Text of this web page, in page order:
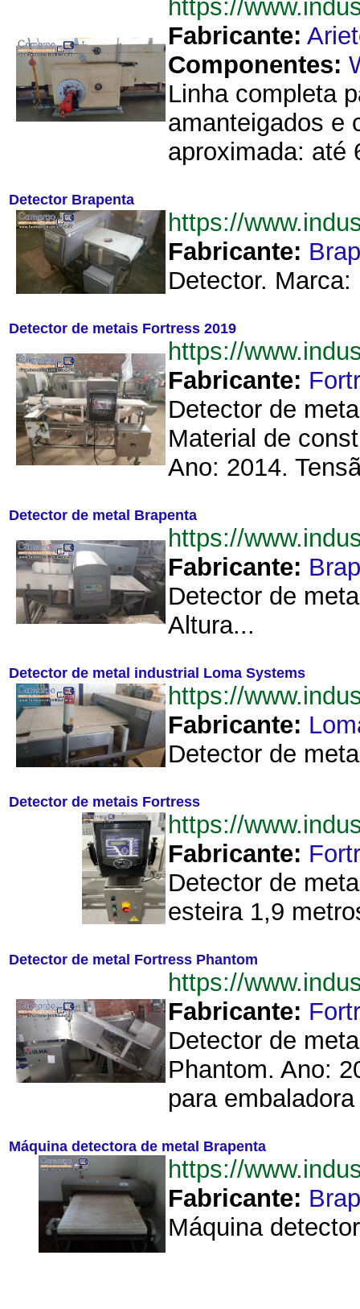
https://
Fabricante:
Componentes:
Linha completa
amanteigados e
aproximada: até
Detector Brapenta
https://
Fabricante:
Detector.
Detector de metais Fortress 2019
https://
Fabricante:
Detector de
Material de
Ano: 2014.
Detector de metal Brapenta
https://
Fabricante:
Detector de
Altura...
Detector de metal industrial Loma Systems
https://
Fabricante:
Detector de
Detector de metais Fortress
https://
Fabricante:
Detector de
esteira 1,9
Detector de metal Fortress Phantom
https://
Fabricante:
Detector de
Phantom. Ano:
para
Máquina detectora de metal Brapenta
https://
Fabricante:
Máquina